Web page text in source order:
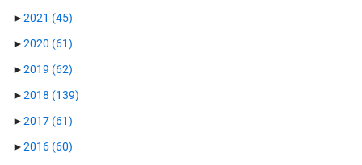
►2021 (45)
►2020 (61)
►2019 (62)
►2018 (139)
►2017 (61)
►2016 (60)